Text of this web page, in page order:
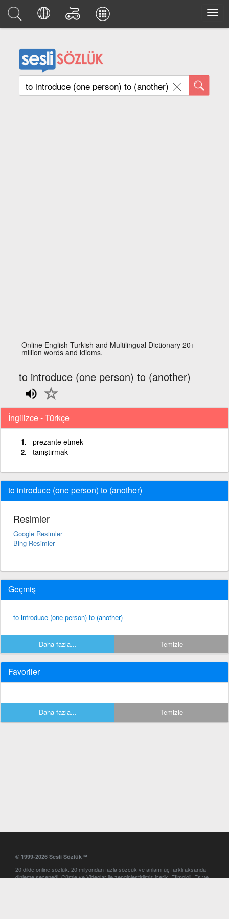
Online English Turkish and Multilingual Dictionary 20+
million words and idioms.
to introduce (one person) to (another)
İngilizce - Türkçe
prezante etmek
tanıştırmak
to introduce (one person) to (another)
Resimler
Google Resimler
Bing Resimler
Geçmiş
to introduce (one person) to (another)
Daha fazla... Temizle
Favoriler
Daha fazla... Temizle
© 1999-2026 Sesli Sözlük™
20 dilde online sözlük. 20 milyondan fazla sözcük ve anlamı üç farklı aksanda
dinleme seçeneği. Cümle ve Videolar ile zenginleştirilmiş içerik. Etimoloji, Eş ve